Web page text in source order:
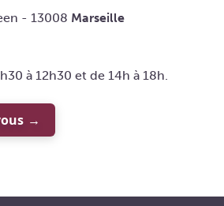
- 13008 Marseille
à 12h30 et de 14h à 18h.